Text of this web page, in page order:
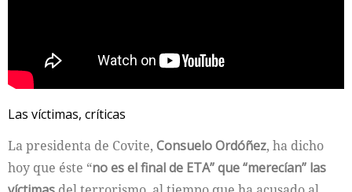
Las víctimas, críticas
La presidenta de Covite, Consuelo Ordóñez, ha dicho
hoy que éste “no es el final de ETA” que “merecían” las